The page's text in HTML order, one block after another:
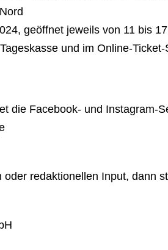
geöffnet jeweils von 11 bis
und im Online-
die Facebook- und
redaktionellen Input, dann